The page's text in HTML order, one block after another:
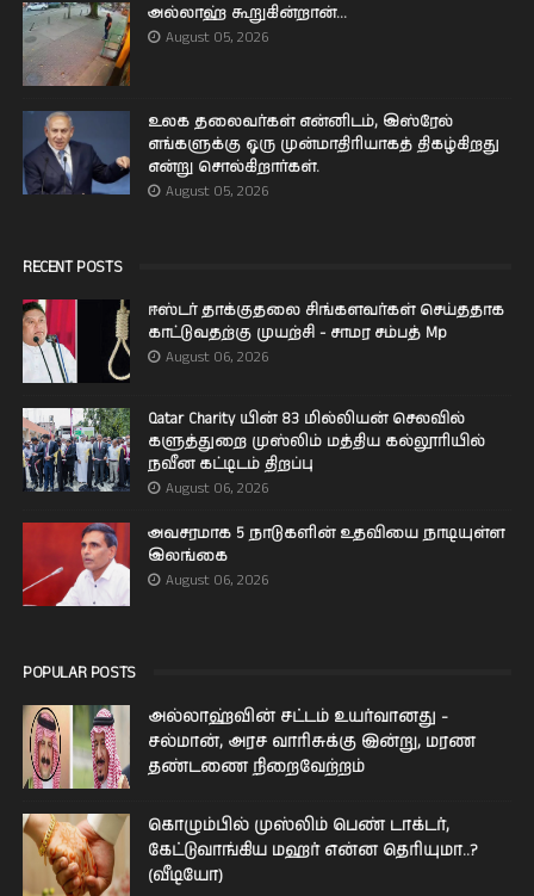
அல்லாஹ் கூறுகின்றான்...
August 05, 2026
உலக தலைவர்கள் என்னிடம், இஸ்ரேல்
எங்களுக்கு ஒரு முன்மாதிரியாகத் திகழ்கிறது
என்று சொல்கிறார்கள்.
August 05, 2026
RECENT POSTS
ஈஸ்டர் தாக்குதலை சிங்களவர்கள் செய்ததாக
காட்டுவதற்கு முயற்சி - சாமர சம்பத் Mp
August 06, 2026
Qatar Charity யின் 83 மில்லியன் செலவில்
களுத்துறை முஸ்லிம் மத்திய கல்லூரியில்
நவீன கட்டிடம் திறப்பு
August 06, 2026
அவசரமாக 5 நாடுகளின் உதவியை நாடியுள்ள
இலங்கை
August 06, 2026
POPULAR POSTS
அல்லாஹ்வின் சட்டம் உயர்வானது -
சல்மான், அரச வாரிசுக்கு இன்று, மரண
தண்டணை நிறைவேற்றம்
கொழும்பில் முஸ்லிம் பெண் டாக்டர்,
கேட்டுவாங்கிய மஹர் என்ன தெரியுமா..?
(வீடியோ)